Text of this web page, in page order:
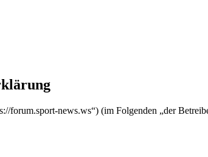
news.ws“) (im Folgenden „der